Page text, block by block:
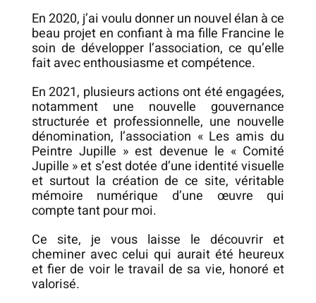
En 2020, j’ai voulu donner un nouvel élan à ce
beau projet en confiant à ma fille Francine le
soin de développer l’association, ce qu’elle
fait avec enthousiasme et compétence.
En 2021, plusieurs actions ont été engagées,
notamment une nouvelle gouvernance
structurée et professionnelle, une nouvelle
dénomination, l’association « Les amis du
Peintre Jupille » est devenue le « Comité
Jupille » et s’est dotée d’une identité visuelle
et surtout la création de ce site, véritable
mémoire numérique d’une œuvre qui
compte tant pour moi.
Ce site, je vous laisse le découvrir et
cheminer avec celui qui aurait été heureux
et fier de voir le travail de sa vie, honoré et
valorisé.